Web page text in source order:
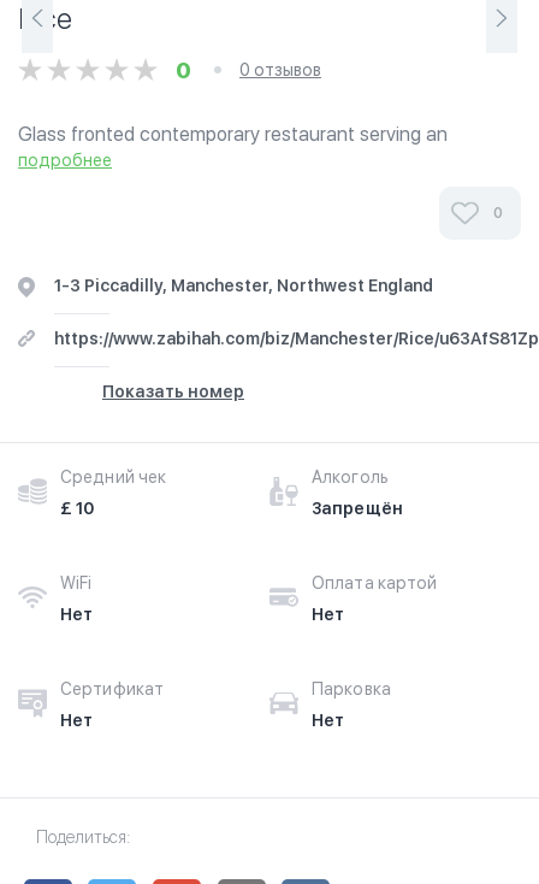
Rice
0 0 отзывов
Glass fronted contemporary restaurant serving an
international fusion of rice and noodle dishes. Amazing
подробнее
0
1-3 Piccadilly, Manchester, Northwest England
https://www.zabihah.com/biz/Manchester/Rice/u63AfS81Zp
Показать номер
Средний чек
£ 10
Алкоголь
Запрещён
WiFi
Нет
Оплата картой
Нет
Сертификат
Нет
Парковка
Нет
Поделиться: